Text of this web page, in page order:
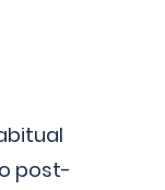
post-